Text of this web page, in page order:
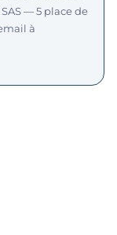
— 5 place de
à